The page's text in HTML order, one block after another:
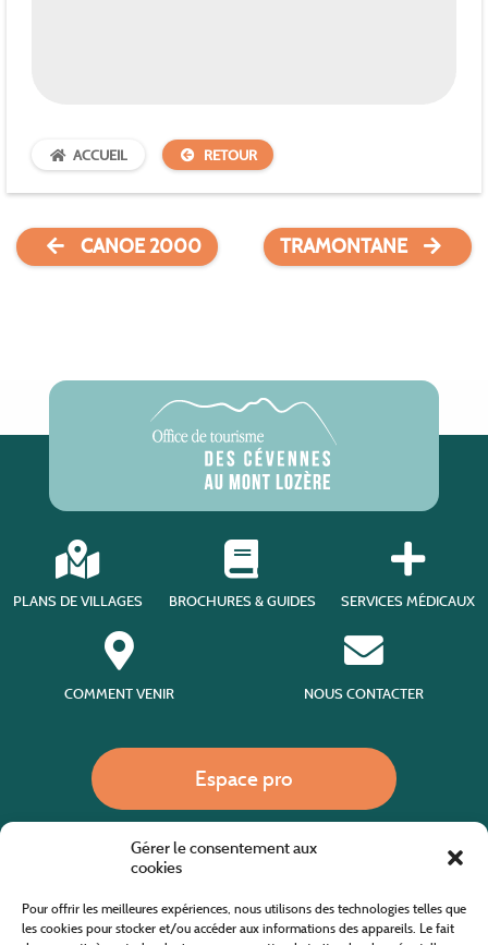
Gérer le consentement aux
cookies
Pour offrir les meilleures expériences, nous utilisons des technologies telles que
les cookies pour stocker et/ou accéder aux informations des appareils. Le fait
ACCUEIL RETOUR
CANOE 2000 TRAMONTANE
PLANS DE VILLAGES BROCHURES & GUIDES SERVICES MÉDICAUX
COMMENT VENIR NOUS CONTACTER
Espace pro